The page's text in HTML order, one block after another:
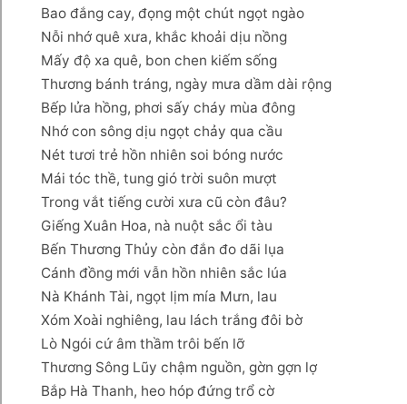
Bao đắng cay, đọng một chút ngọt ngào
Nỗi nhớ quê xưa, khắc khoải dịu nồng
Mấy độ xa quê, bon chen kiếm sống
Thương bánh tráng, ngày mưa dầm dài rộng
Bếp lửa hồng, phơi sấy cháy mùa đông
Nhớ con sông dịu ngọt chảy qua cầu
Nét tươi trẻ hồn nhiên soi bóng nước
Mái tóc thề, tung gió trời suôn mượt
Trong vắt tiếng cười xưa cũ còn đâu?
Giếng Xuân Hoa, nà nuột sắc ổi tàu
Bến Thương Thủy còn đắn đo dãi lụa
Cánh đồng mới vẫn hồn nhiên sắc lúa
Nà Khánh Tài, ngọt lịm mía Mưn, lau
Xóm Xoài nghiêng, lau lách trắng đôi bờ
Lò Ngói cứ âm thầm trôi bến lỡ
Thương Sông Lũy chậm nguồn, gờn gợn lợ
Bắp Hà Thanh, heo hóp đứng trổ cờ